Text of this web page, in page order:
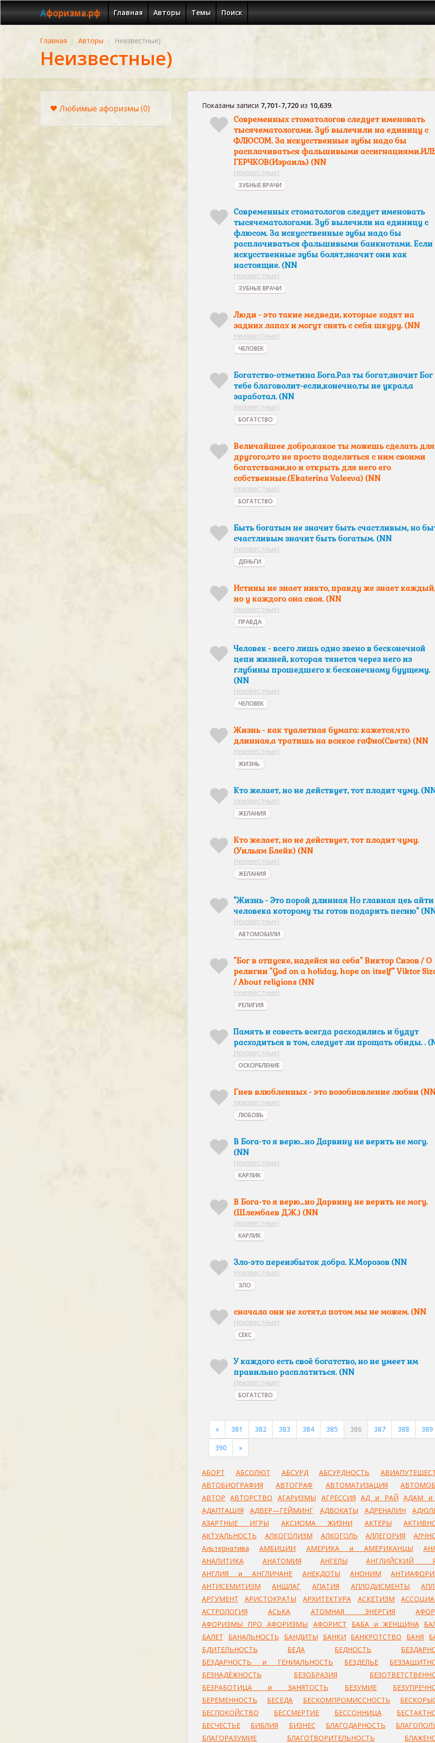
Афоризма.рф Главная Авторы Темы Поиск
Главная Авторы Неизвестные)
Неизвестные)
Любимые афоризмы(0) Показаны записи 7,701-7,720из 10,639.
Современных стоматологов следует именовать
тысячематологами. Зуб вылечили на единицу с
ФЛЮСОМ. За искусственные зубы надо бы
расплачиваться фальшивыми
ГЕРЧКОВ(Израиль) (NN
Неизвестные)
ЗУБНЫЕ ВРАЧИ
Современных стоматологов следует именовать
тысячематологами. Зуб вылечили на единицу с
флюсом. За искусственные зубы надо бы
расплачиваться фальшивыми банкнотами. Если
искусственные зубы болят,значит они как
настоящие. (NN
Неизвестные)
ЗУБНЫЕ ВРАЧИ
Люди - это такие медведи, которые ходят на
задних лапах и могут снять с себя шкуру. (NN
Неизвестные)
ЧЕЛОВЕК
Богатство-отметина Бога.Раз ты богат,значит Бог
тебе благоволит-если,конечно,ты не украл,а
заработал. (NN
Неизвестные)
БОГАТСТВО
Величайшее добро,какое ты можешь сделать для
другого,это не просто поделиться с ним своими
богатствами,но и открыть для него его
собственные.(Ekaterina Valeeva) (NN
Неизвестные)
БОГАТСТВО
Быть богатым не значит быть счастливым, но
счастливым значит быть богатым. (NN
Неизвестные)
ДЕНЬГИ
Истины не знает никто, правду же знает каждый,
но у каждого она своя. (NN
Неизвестные)
ПРАВДА
Человек - всего лишь одно звено в бесконечной
цепи жизней, которая тянется через него из
глубины прошедшего к бесконечному буущему.
(NN
Неизвестные)
ЧЕЛОВЕК
Жизнь - как туалетная бумага: кажется,что
длинная,а тратишь на всякое гаФно(Светя) (NN
Неизвестные)
ЖИЗНЬ
Кто желает, но не действует, тот плодит чуму.
Неизвестные)
ЖЕЛАНИЯ
Кто желает, но не действует, тот плодит чуму.
(Уильям Блейк) (NN
Неизвестные)
ЖЕЛАНИЯ
"Жизнь - Это порой длинная Но главная цеь айти
человека которому ты готов подарить песню"
Неизвестные)
АВТОМОБИЛИ
"Бог в отпуске, надейся на себя" Виктор Сизов / О
религии "God on a holiday, hope on itself" Viktor
/ About religions (NN
Неизвестные)
РЕЛИГИЯ
Память и совесть всегда расходились и будут
расходиться в том, следует ли прощать обиды. .
Неизвестные)
ОСКОРБЛЕНИЕ
Гнев влюбленных - это возобновление любви
Неизвестные)
ЛЮБОВЬ
В Бога-то я верю...но Дарвину не верить не могу.
(NN
Неизвестные)
КАРЛИК
В Бога-то я верю...но Дарвину не верить не могу.
(Шлембаев Д.Ж.) (NN
Неизвестные)
КАРЛИК
Зло-это переизбыток добра. К.Морозов (NN
Неизвестные)
ЗЛО
сначала они не хотят,а потом мы не можем. (NN
Неизвестные)
СЕКС
У каждого есть своё богатство, но не умеет им
правильно расплатиться. (NN
Неизвестные)
БОГАТСТВО
« 381 382 383 384 385 386 387 388
389
390
»
АБОРТ АБСОЛЮТ АБСУРД АБСУРДНОСТЬ
АВТОБИОГРАФИЯ
АВТОГРАФ АВТОМАТИЗАЦИЯ
АВТОР АВТОРСТВО АГАРИЗМЫ АГРЕССИЯ АД и РАЙ АДАМ и
АДАПТАЦИЯ
АДВЕР—ГЕЙМИНГ АДВОКАТЫ АДРЕНАЛИН
АЗАРТНЫЕ ИГРЫ
АКСИОМА ЖИЗНИ АКТЕРЫ
АКТУАЛЬНОСТЬ
АЛКОГОЛИЗМ АЛКОГОЛЬ АЛЛЕГОРИЯ
Альтернатива
АМБИЦИИ АМЕРИКА и АМЕРИКАНЦЫ
АНАЛИТИКА
АНАТОМИЯ АНГЕЛЫ
АНГЛИЙСКИЙ
АНГЛИЯ и АНГЛИЧАНЕ
АНЕКДОТЫ АНОНИМ
АНТИСЕМИТИЗМ
АНШЛАГ АПАТИЯ АПЛОДИСМЕНТЫ
АРГУМЕНТ
АРИСТОКРАТЫ АРХИТЕКТУРА АСКЕТИЗМ
АСТРОЛОГИЯ
АСЬКА АТОМНАЯ ЭНЕРГИЯ
АФОРИЗМЫ ПРО АФОРИЗМЫ
АФОРИСТ БАБА и ЖЕНЩИНА
БАЛЕТ
БАНАЛЬНОСТЬ БАНДИТЫ БАНКИ БАНКРОТСТВО БАНЯ
БДИТЕЛЬНОСТЬ
БЕДА БЕДНОСТЬ
БЕЗДАРНОСТЬ и ГЕНИАЛЬНОСТЬ
БЕЗДЕЛЬЕ
БЕЗНАДЁЖНОСТЬ
БЕЗОБРАЗИЯ
БЕЗРАБОТИЦА и ЗАНЯТОСТЬ
БЕЗУМИЕ
БЕРЕМЕННОСТЬ
БЕСЕДА БЕСКОМПРОМИССНОСТЬ
БЕСПОКОЙСТВО
БЕССМЕРТИЕ БЕССОННИЦА
БЕСЧЕСТЬЕ
БИБЛИЯ БИЗНЕС БЛАГОДАРНОСТЬ
БЛАГОРАЗУМИЕ
БЛАГОТВОРИТЕЛЬНОСТЬ